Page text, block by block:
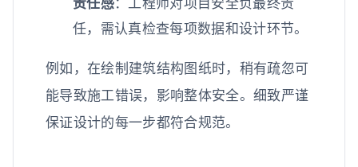
责任感：工程师对项目安全负最终责
任，需认真检查每项数据和设计环节。
例如，在绘制建筑结构图纸时，稍有疏忽可
能导致施工错误，影响整体安全。细致严谨
保证设计的每一步都符合规范。